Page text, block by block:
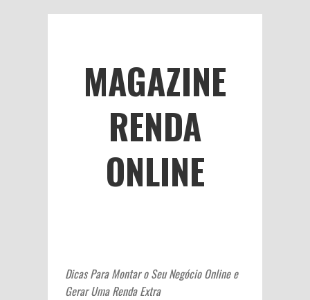
MAGAZINE
RENDA
ONLINE
Dicas Para Montar o Seu Negócio Online e
Gerar Uma Renda Extra